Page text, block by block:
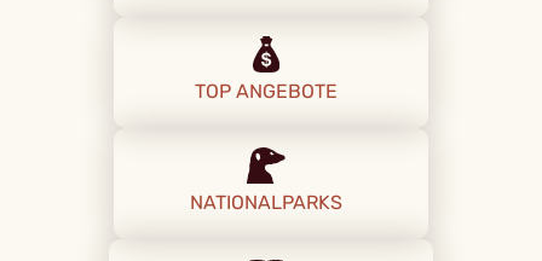
TOP ANGEBOTE
NATIONALPARKS